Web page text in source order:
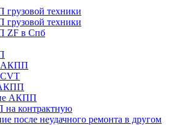
техники
техники
ZF в Спб
АКПП
CVT
АКПП
АКПП
контрактную
после неудачного ремонта в другом